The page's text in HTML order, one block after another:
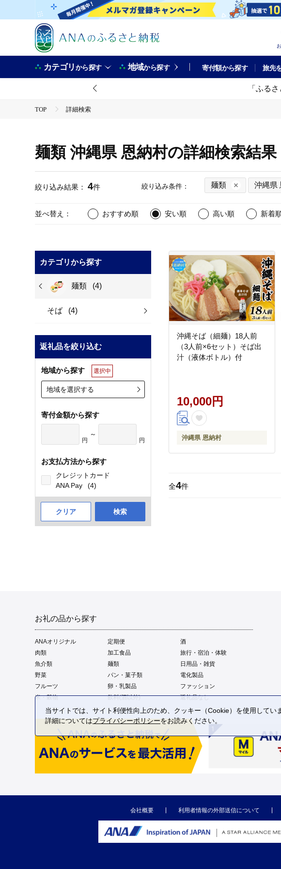
カテゴリから探す 地域から探す 寄付額から探す 旅先
「ふる
TOP 詳細検索
麺類 沖縄県 恩納村の詳細検索結果
絞り込み結果： 4件 絞り込み条件： 麺類 沖縄県
並べ替え： おすすめ順 安い順 高い順 新着
カテゴリから探す
麺類 (4)
そば (4)
返礼品を絞り込む
地域から探す 選択中
地域を選択する
寄付金額から探す
円
～
円
お支払方法から探す
クレジットカード
ANA Pay
(4)
クリア 検索
沖縄そば（細麺）18人前
（3人前×6セット）そば出
汁（液体ボトル）付
10,000円
沖縄県 恩納村
全4件
お礼の品から探す
ANAオリジナル 定期便
酒
肉類
加工食品
旅行・宿泊・体験
魚介類
麺類
日用品・雑貨
野菜
パン・菓子類
電化製品
フルーツ
卵・乳製品
ファッション
米・穀物
飲料(酒以外) 返礼品なし
会社概要 利用者情報の外部送信について
当サイトでは、サイト利便性向上のため、クッキー（Cookie）を使用して
詳細についてはプライバシーポリシーをお読みください。